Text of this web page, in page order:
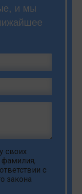
и мы
своих
фамилия,
с
закона